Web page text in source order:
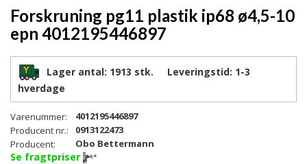
Forskruning pg11 plastik ip68 ø4,5-10
epn 4012195446897
Lager antal: 1913 stk. Leveringstid: 1-3
hverdage
Varenummer:
4012195446897
Producent nr.:
0913122473
Producent:
Obo Bettermann
Se fragtpriser